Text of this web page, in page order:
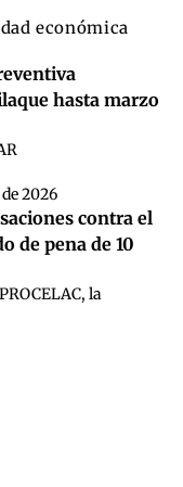
económica
hasta marzo
2026
contra el
de pena de 10
la